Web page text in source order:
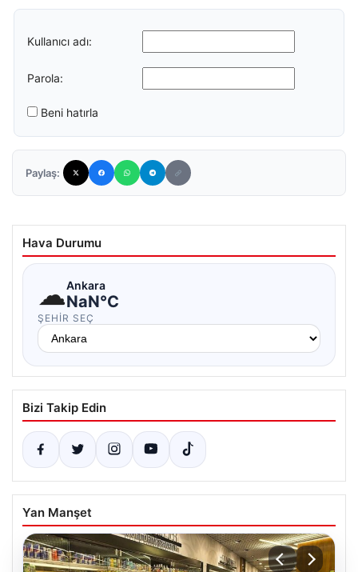
Kullanıcı adı:
Parola:
Beni hatırla
Paylaş:
Hava Durumu
☁Ankara
NaN°C
ŞEHIR SEÇ
Bizi Takip Edin
Yan Manşet